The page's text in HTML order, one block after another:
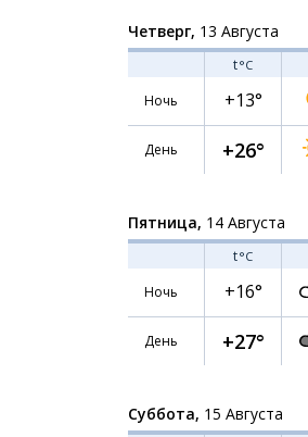
Четверг, 13 Августа
t°C
Ночь
+13°
День +26°
Пятница, 14 Августа
t°C
Ночь
+16°
День +27°
Суббота, 15 Августа